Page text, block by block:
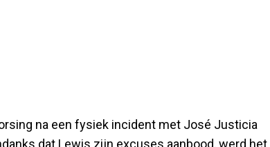
na een fysiek incident met José Justicia
dat Lewis zijn excuses aanbood, werd het